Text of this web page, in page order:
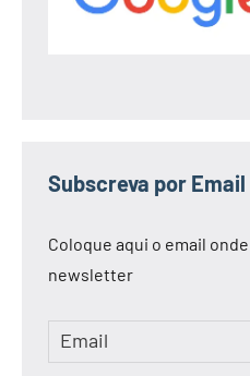
Subscreva por Email
Coloque aqui o email
newsletter
Email